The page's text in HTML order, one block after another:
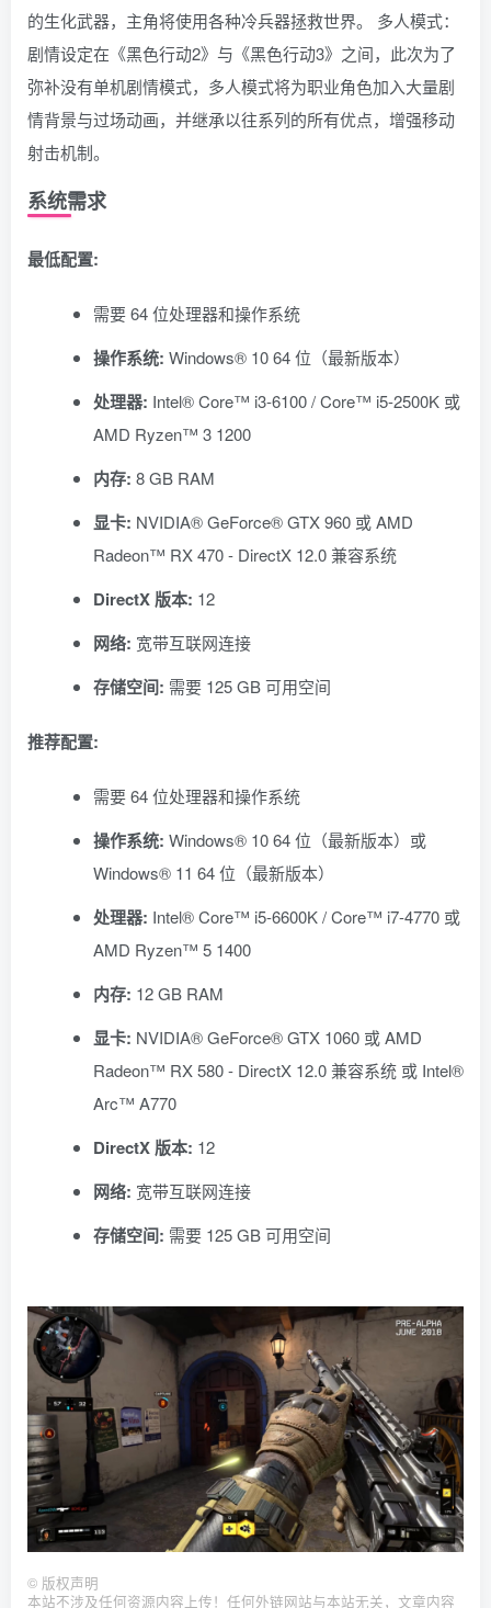
的生化武器，主角将使用各种冷兵器拯救世界。 多人模式：
剧情设定在《黑色行动2》与《黑色行动3》之间，此次为了
弥补没有单机剧情模式，多人模式将为职业角色加入大量剧
情背景与过场动画，并继承以往系列的所有优点，增强移动
射击机制。
系统需求
最低配置:
需要 64 位处理器和操作系统
操作系统: Windows® 10 64 位（最新版本）
处理器: Intel® Core™ i3-6100 / Core™ i5-2500K 或
AMD Ryzen™ 3 1200
内存: 8 GB RAM
显卡: NVIDIA® GeForce® GTX 960 或 AMD
Radeon™ RX 470 - DirectX 12.0 兼容系统
DirectX 版本: 12
网络: 宽带互联网连接
存储空间: 需要 125 GB 可用空间
推荐配置:
需要 64 位处理器和操作系统
操作系统: Windows® 10 64 位（最新版本）或
Windows® 11 64 位（最新版本）
处理器: Intel® Core™ i5-6600K / Core™ i7-4770 或
AMD Ryzen™ 5 1400
内存: 12 GB RAM
显卡: NVIDIA® GeForce® GTX 1060 或 AMD
Radeon™ RX 580 - DirectX 12.0 兼容系统 或 Intel®
Arc™ A770
DirectX 版本: 12
网络: 宽带互联网连接
存储空间: 需要 125 GB 可用空间
© 版权声明
本站不涉及任何资源内容上传！任何外链网站与本站无关，文章内容